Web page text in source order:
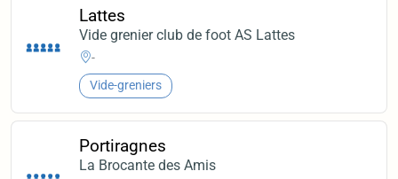
Lattes
Vide grenier club de foot AS Lattes
-
Vide-greniers
Portiragnes
La Brocante des Amis